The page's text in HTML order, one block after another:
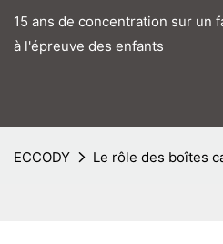
15 ans de concentration sur un
à l'épreuve des enfants
ECCODY Le rôle des boîtes